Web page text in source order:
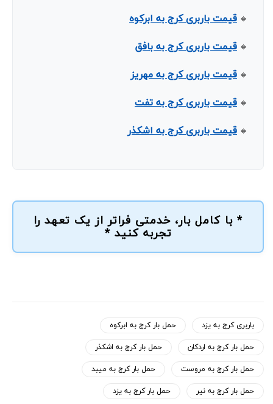
🔹 قیمت باربری کرج به ابرکوه
🔹 قیمت باربری کرج به بافق
🔹 قیمت باربری کرج به مهریز
🔹 قیمت باربری کرج به تفت
🔹 قیمت باربری کرج به اشکذر
* با کامل بار، خدمتی فراتر از یک تعهد را
تجربه کنید *
باربری کرج به یزد
حمل بار کرج به ابرکوه
حمل بار کرج به اردکان
حمل بار کرج به اشکذر
حمل بار کرج به مروست
حمل بار کرج به میبد
حمل بار کرج به نیر
حمل بار کرج به یزد